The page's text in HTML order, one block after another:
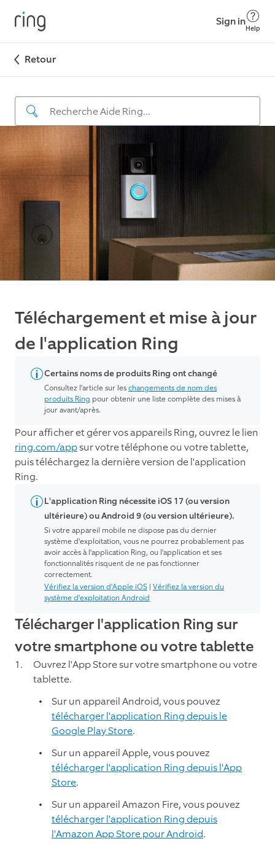
Sign in
Help
Retour
Téléchargement et mise à jour
de l'application Ring
Certains noms de produits Ring ont changé
Consultez l'article sur leschangements de nom des
produits Ring pour obtenir une liste complète des mises à
jour avant/après.
Pour afficher et gérer vos appareils Ring, ouvrez le lien
ring.com/appsur votre téléphone ou votre tablette,
puis téléchargez la dernière version de l'application
Ring.
L'application Ring nécessite iOS 17 (ou version
ultérieure) ou Android 9 (ou version ultérieure).
Si votre appareil mobile ne dispose pas du dernier
système d'exploitation, vous ne pourrez probablement pas
avoir accès à l'application Ring, ou l'application et ses
fonctionnalités risquent de ne pas fonctionner
correctement.
Vérifiez la version d'Apple iOS | Vérifiez la version du
système d'exploitation Android
Télécharger l'application Ring sur
votre smartphone ou votre tablette
Ouvrez l'App Store sur votre smartphone ou votre
tablette.
Sur un appareil Android, vous pouvez
télécharger l'application Ring depuis le
Google Play Store.
Sur un appareil Apple, vous pouvez
télécharger l'application Ring depuis l'App
Store.
Sur un appareil Amazon Fire, vous pouvez
télécharger l'application Ring depuis
l'Amazon App Store pour Android.